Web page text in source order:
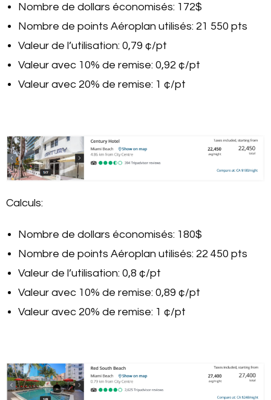
Nombre de dollars économisés: 172$
Nombre de points Aéroplan utilisés: 21 550 pts
Valeur de l’utilisation: 0,79 ¢/pt
Valeur avec 10% de remise: 0,92 ¢/pt
Valeur avec 20% de remise: 1 ¢/pt
Calculs:
Nombre de dollars économisés: 180$
Nombre de points Aéroplan utilisés: 22 450 pts
Valeur de l’utilisation: 0,8 ¢/pt
Valeur avec 10% de remise: 0,89 ¢/pt
Valeur avec 20% de remise: 1 ¢/pt